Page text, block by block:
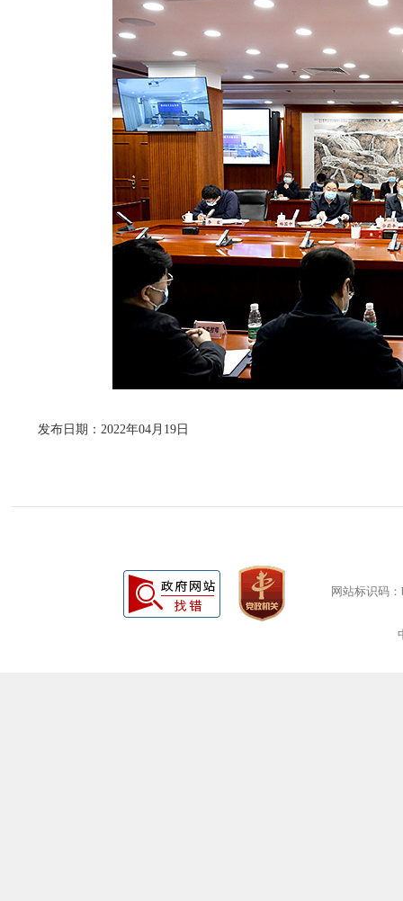
发布日期：2022年04月19日
网站标识码